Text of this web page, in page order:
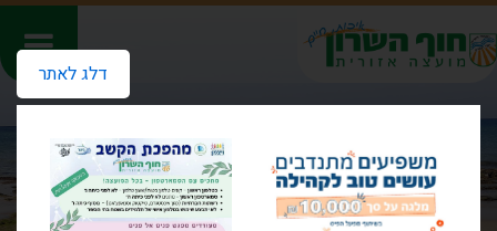
דלג לאתר